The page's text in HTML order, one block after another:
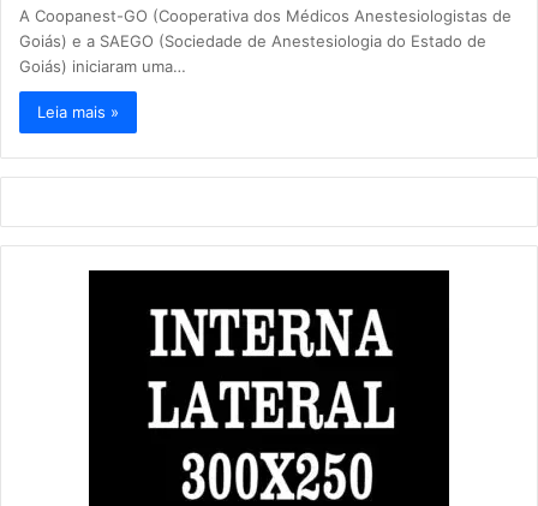
A Coopanest-GO (Cooperativa dos Médicos Anestesiologistas de
Goiás) e a SAEGO (Sociedade de Anestesiologia do Estado de
Goiás) iniciaram uma…
Leia mais »